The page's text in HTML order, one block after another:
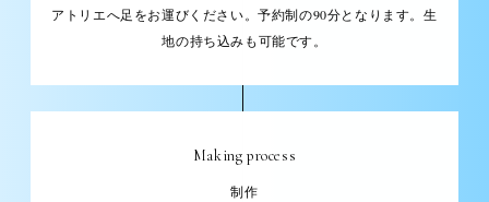
アトリエへ足をお運びください。予約制の90分となります。生
地の持ち込みも可能です。
Making process
制作